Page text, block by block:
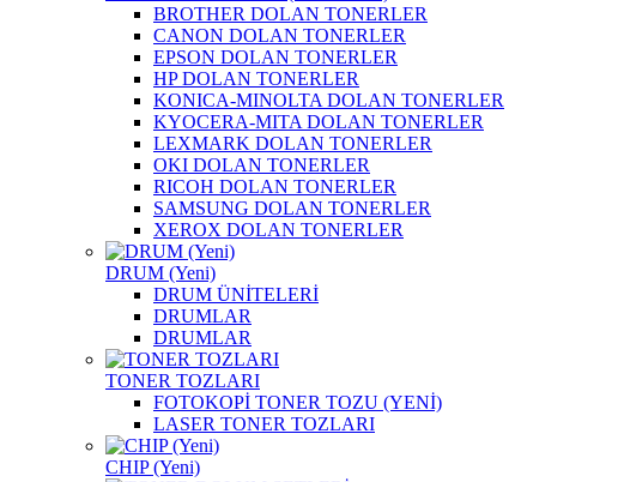
BROTHER DOLAN TONERLER
CANON DOLAN TONERLER
EPSON DOLAN TONERLER
HP DOLAN TONERLER
KONICA-MINOLTA DOLAN TONERLER
KYOCERA-MITA DOLAN TONERLER
LEXMARK DOLAN TONERLER
OKI DOLAN TONERLER
RICOH DOLAN TONERLER
SAMSUNG DOLAN TONERLER
XEROX DOLAN TONERLER
DRUM (Yeni)
DRUM ÜNİTELERİ
DRUMLAR
DRUMLAR
TONER TOZLARI
FOTOKOPİ TONER TOZU (YENİ)
LASER TONER TOZLARI
CHIP (Yeni)